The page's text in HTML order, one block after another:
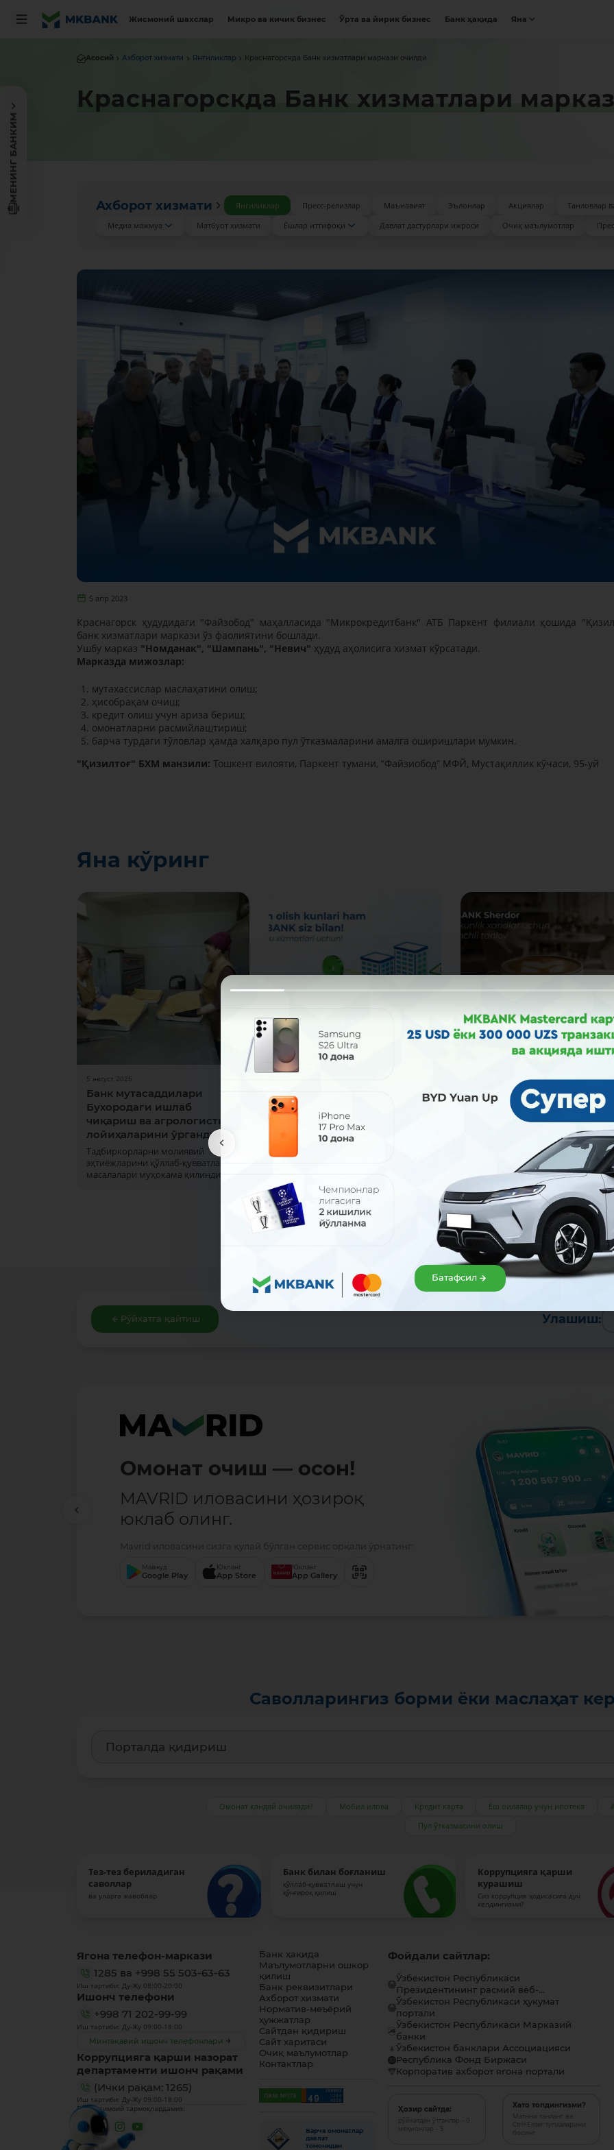
Жисмоний шахслар Микро ва кичик бизнес Ўрта ва йирик бизнес Банк ҳақида Яна
МЕНИНГ БАНКИМ
Асосий Ахборот хизмати Янгиликлар Краснагорскда Банк хизматлари маркази очилди
Краснагорскда Банк хизматлари
Ахборот хизмати Янгиликлар Пресс-релизлар Маънавият Эълонлар Акциялар
Танловлар
Медиа мажмуа
Матбуот хизмати Ёшлар иттифоқи Давлат дастурлари ижроси Очиқ маълумотлар
5 апр 2023
Краснагорск ҳудудидаги "Файзобод" маҳалласида "Микрокредитбанк" АТБ Паркент филиали қошида
банк хизматлари маркази ўз фаолиятини бошлади.
Ушбу марказ "Номданак", "Шампань", "Невич" ҳудуд аҳолисига хизмат кўрсатади.
Марказда мижозлар:
мутахассислар маслаҳатини олиш;
ҳисобрақам очиш;
кредит олиш учун ариза бериш;
омонатларни расмийлаштириш;
барча турдаги тўловлар ҳамда халқаро пул ўтказмаларини амалга оширишлари мумкин.
"Қизилтоғ" БХМ манзили: Тошкент вилояти, Паркент тумани, “Файзиобод” МФЙ, Мустақиллик кўчаси, 95-уй
Яна кўринг
5 август 2026
Банк мутасаддилари
Бухородаги ишлаб
чиқариш ва агрологистика
лойиҳаларини ўргандилар
Тадбиркорларни молиявий
эҳтиёжларини қўллаб-қувватлаш
масалалари муҳокама қилинди
Дам олиш кунлари ҳам
ишлаймиз!
1 ва 2 август (шанба ва якшанба)
кунлари айрим навбатчи банк
марказлари ишлайди.
Севимли
имтиёзлари сизни
кутмоқда!
Uzcard Sherdor картасини
офисларида расмийлаштиринг
Рўйхатга қайтиш Улашиш:
Омонат очиш — осон!
MAVRID иловасини ҳозироқ
юклаб олинг.
Mavrid иловасини сизга қулай бўлган сервис орқали ўрнатинг:
Мавжуд
Google Play
Юкланг
App Store
Юкланг
App Gallery
Саволларингиз борми ёки маслаҳат
Омонат қандай очилади? Мобил илова Кредит карта Ёш оилалар учун ипотека
Пул ўтказмасини олиш
Тез-тез бериладиган
саволлар
ва уларга жавоблар
Банк билан боғланиш
қўллаб-қувватлаш учун
қўнғироқ қилиш
Коррупцияга қарши
курашиш
Сиз коррупция ҳодисасига дуч
келдингизми?
Ягона телефон-маркази
1285 ва +998 55 503-63-63
Иш тартиби: Ду-Жу 08:00-20:00
Ишонч телефони
+998 71 202-99-99
Иш тартиби: Ду-Жу 09:00-18:00
Минтақавий ишонч телефонлари
Коррупцияга қарши назорат
департаменти ишонч рақами
(Ички рақам: 1265)
Иш тартиби: Ду-Жу 09:00-18:00
Биз ижтимоий тармоқлардамиз:
Банк ҳақида
Маълумотларни ошкор
қилиш
Банк реквизитлари
Ахборот хизмати
Норматив-меъёрий
ҳужжатлар
Сайтдан қидириш
Сайт харитаси
Очиқ маълумотлар
Контактлар
Барча омонатлар
давлат
томонидан
Фойдали сайтлар:
Ўзбекистон Республикаси
Президентининг расмий веб-...
Ўзбекистон Республикаси ҳукумат
портали
Ўзбекистон Республикаси Марказий
банки
Ўзбекистон банклари Ассоциацияси
Республика Фонд Биржаси
Корпоратив ахборот ягона портали
Ҳозир сайтда:
рўйхатдан ўтганлар - 0,
меҳмонлар - 5
Хато топдингизми?
Матнни танланг ва
Ctrl+Enter тугмаларини
босинг
Батафсил